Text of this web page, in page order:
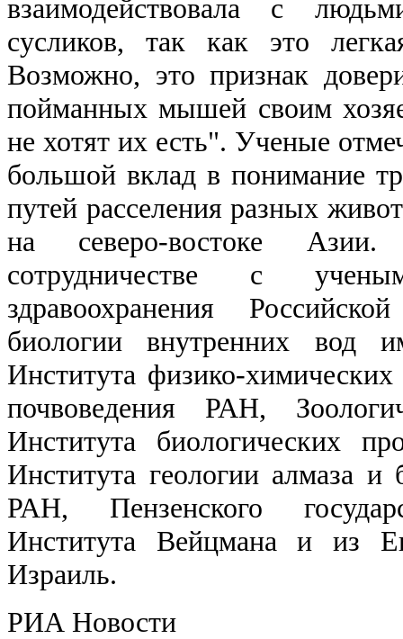
взаимодействовала с
сусликов, так как это
Возможно, это признак
пойманных мышей своим
не хотят их есть". Ученые
большой вклад в понимание
путей расселения разных
на северо-востоке
сотрудничестве с
здравоохранения
биологии внутренних
Института физико-
почвоведения РАН,
Института биологических
Института геологии алмаза
РАН, Пензенского
Института Вейцмана и из
Израиль.
РИА Новости